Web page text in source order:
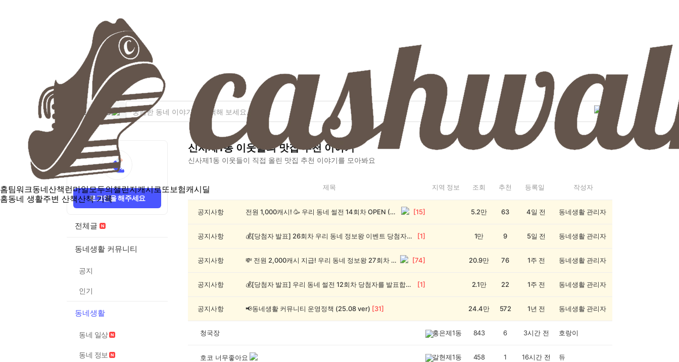
홈팀워크동네산책 런마일모두의챌린지캐시로또보험캐시딜
홈동네 생활주변 산책산책 기록
신사제1동
로그인을 해주세요
전체글
동네생활 커뮤니티
공지
인기
동네생활
동네 일상
동네 정보
신사제1동이웃들의맛집 추천 이야기
신사제1동 이웃들이 직접 올린 맛집 추천 이야기를 모아봐요
사
제
제목 지역 정보 조회 추천 등록일 작성자
공지사항 전원 1,000캐시! 🥳 우리 동네 썰전 14회차 OPEN (~8/17) [15] 5.2만 63 4일 전 동네생활 관리자
공지사항 💰[당첨자 발표] 26회차 우리 동네 정보왕 이벤트 당첨자를 발표합니다! [1] 1만 9 5일 전 동네생활 관리자
공지사항 💸 전원 2,000캐시 지급! 우리 동네 정보왕 27회차 (~8/10) [74] 20.9만 76 1주 전 동네생활 관리자
공지사항 💰[당첨자 발표] 우리 동네 썰전 12회차 당첨자를 발표합니다! [1] 2.1만 22 1주 전 동네생활 관리자
공지사항 📢동네생활 커뮤니티 운영정책 (25.08 ver) [31] 24.4만 572 1년 전 동네생활 관리자
청국장 홍은제1동 843 6 3시간 전 호랑이
호코 너무좋아요 갈현제1동 458 1 16시간 전 듀